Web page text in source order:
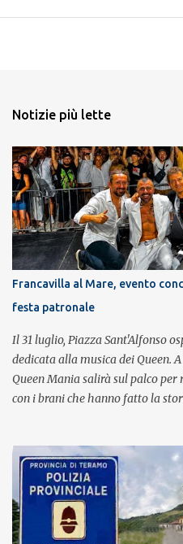
Notizie più lette
Francavilla al Mare, evento
festa patronale
Il 31 luglio, Piazza Sant'Alfonso
dedicata alla musica dei Queen.
Queen Mania salirà sul palco
con i brani che hanno fatto la
con grande successo la passione
spettacolo si inserisce
Sant'Alfonso, il santo patrono
composta da Simone Fortuna
Palermo al basso e voce,